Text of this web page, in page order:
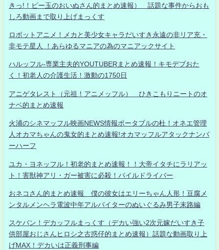
きっ!！ビー玉のおいぬさん的まとめ速報） 話題な事件からおも
しろ動画まで取り上げまっくす
ロボットアニメ！メカと美少女キャラだいすき永遠の非リア充・
非モテ星人 ！あらゆるマニアの為のマニアックサイト
ハルッフル-専業主夫的YOUTUBERまとめ速報！キモデブおた
く！初老人の介護生活！激動の1750日
アニゲタレスト（元祖！アニメッフル） ひきこもりニートのオ
ナベ的まとめ速報
火浦のシネマッフル映画NEWS情報ポータブルの杜！オネエ管理
人オカマちゃんの鬼女的まとめ速報!オカマッフルアタックナンバ
ーハーフ
ユカ・ヨネッフル！初老的まとめ速報！！大帝イタチにラリアッ
ト！害獣神アリ・ガー被害に必殺！パイルドライバー
おネコさん的まとめ速報 僕の彼女はエリーちゃん人形！豆腐メ
ンタルメンヘラ電波中年アルバイターのぬいぐるみ男子末路編
スケバン！デカッフルまっくす（デカい強い2次元嫁だいすき子
供部屋おじさんヒロシ之古惑仔的まとめ速報）話題な動画取り上
げMAX！デカいは正義刑事編